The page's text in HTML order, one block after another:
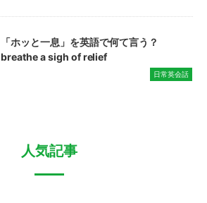
「ホッと一息」を英語で何て言う？
breathe a sigh of relief
日常英会話
人気記事